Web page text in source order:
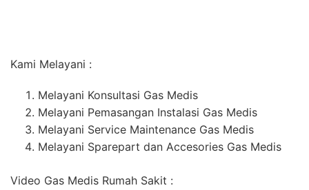
Kami Melayani :
Melayani Konsultasi Gas Medis
Melayani Pemasangan Instalasi Gas Medis
Melayani Service Maintenance Gas Medis
Melayani Sparepart dan Accesories Gas Medis
Video Gas Medis Rumah Sakit :